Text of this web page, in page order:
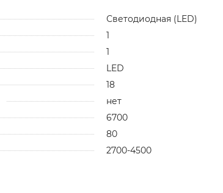
Светодиодная (LED)
1
1
LED
18
нет
6700
80
2700-4500